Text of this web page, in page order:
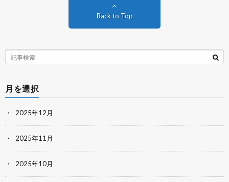
Back to Top
月を選択
2025年12月
2025年11月
2025年10月